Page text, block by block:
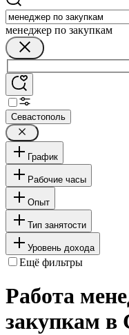
менеджер по закупкам
Севастополь
График
Рабочие часы
Опыт
Тип занятости
Уровень дохода
Ещё фильтры
Работа
закупкам в